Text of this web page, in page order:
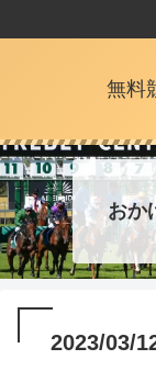
無料
おか
2023/03/